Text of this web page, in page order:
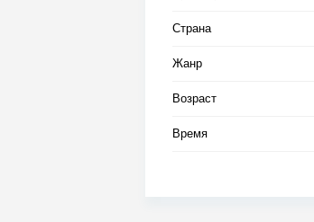
Страна
Жанр
Возраст
Время